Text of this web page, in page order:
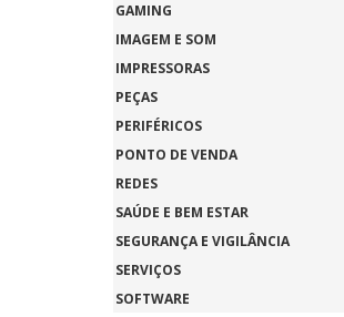
GAMING
IMAGEM E SOM
IMPRESSORAS
PEÇAS
PERIFÉRICOS
PONTO DE VENDA
REDES
SAÚDE E BEM ESTAR
SEGURANÇA E VIGILÂNCIA
SERVIÇOS
SOFTWARE